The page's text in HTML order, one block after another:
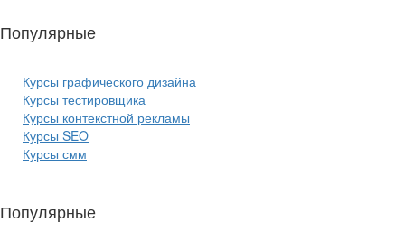
Популярные
Курсы графического дизайна
Курсы тестировщика
Курсы контекстной рекламы
Курсы SEO
Курсы смм
Популярные